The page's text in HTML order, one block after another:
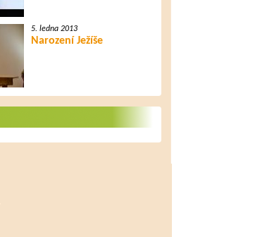
5. ledna 2013
Narození Ježíše